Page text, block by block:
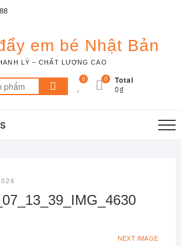
em bé Nhật Bản
LÝ – CHẤT LƯỢNG CAO
Tìm
kiếm:
0 Total
0₫
0
NEXT IMAGE